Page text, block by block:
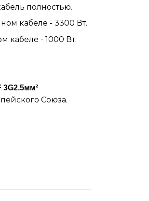
полностью.
кабеле - 3300 Вт.
кабеле - 1000 Вт.
3G2.5мм²
Союза.